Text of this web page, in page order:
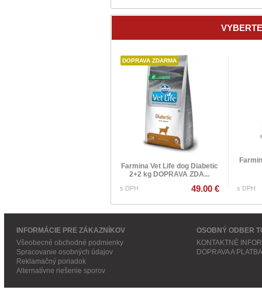
DOPRAVA ZDARMA
Farmina Vet Life dog Diabetic
2+2 kg DOPRAVA ZDA...
s DPH 49.00 € s DPH
INFORMÁCIE PRE ZÁKAZNÍKOV
Všeobecné obchodné podmienky
Spracovanie osobných údajov
Reklamačný poriadok
Alternatívne riešenie sporov
OSOBNÝ ODBER
KONTAKTNÉ
DOPRAVA A PLATBA